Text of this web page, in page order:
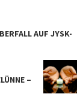
AUF JYSK-
–